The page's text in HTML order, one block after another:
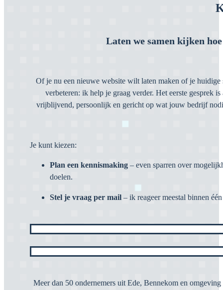
Laten we samen kijken
Of je nu een nieuwe website wilt laten maken of je
verbeteren: ik help je graag verder. Het eerste gesprek
vrijblijvend, persoonlijk en gericht op wat jouw bedrijf
Je kunt kiezen:
Plan een kennismaking – even sparren over
doelen.
Stel je vraag per mail – ik reageer meestal binnen
Meer dan 50 ondernemers uit Ede, Bennekom en